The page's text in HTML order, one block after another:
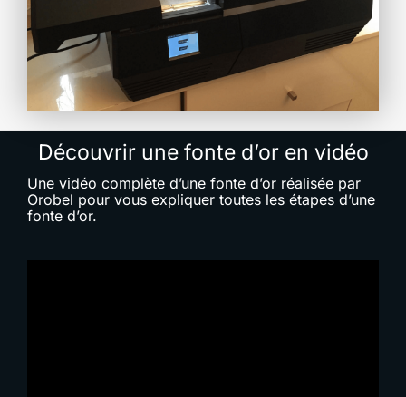
Découvrir une fonte d’or en vidéo
Une vidéo complète d’une fonte d’or réalisée par
Orobel pour vous expliquer toutes les étapes d’une
fonte d’or.